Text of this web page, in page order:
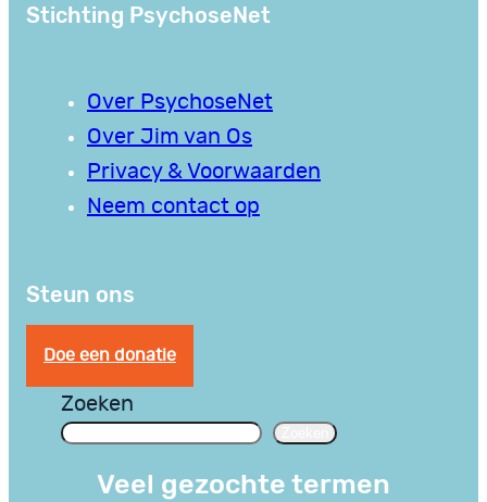
Stichting PsychoseNet
Over PsychoseNet
Over Jim van Os
Privacy & Voorwaarden
Neem contact op
Steun ons
Doe een donatie
Zoeken
Veel gezochte termen